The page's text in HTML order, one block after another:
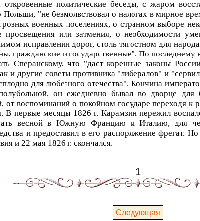
откровенные политические беседы, с жаром
Польши, "не безмолвствовал о налогах в мирное
военных поселениях, о странном выборе
просвещения или затмения, о необходимости
исправлении дорог, столь тягостном для
гражданские и государственные". По последнему
Сперанскому, что "даст коренные законы
и другие советы противника "либералов" и
для любезного отечества". Кончина
он ежедневно бывал во дворце
от воспоминаний о покойном государе переходя к
В первые месяцы 1826 г. Карамзин пережил
весной в Южную Францию и Италию, для
и предоставил в его распоряжение фрегат.
и 22 мая 1826 г. скончался.
1
Следующая